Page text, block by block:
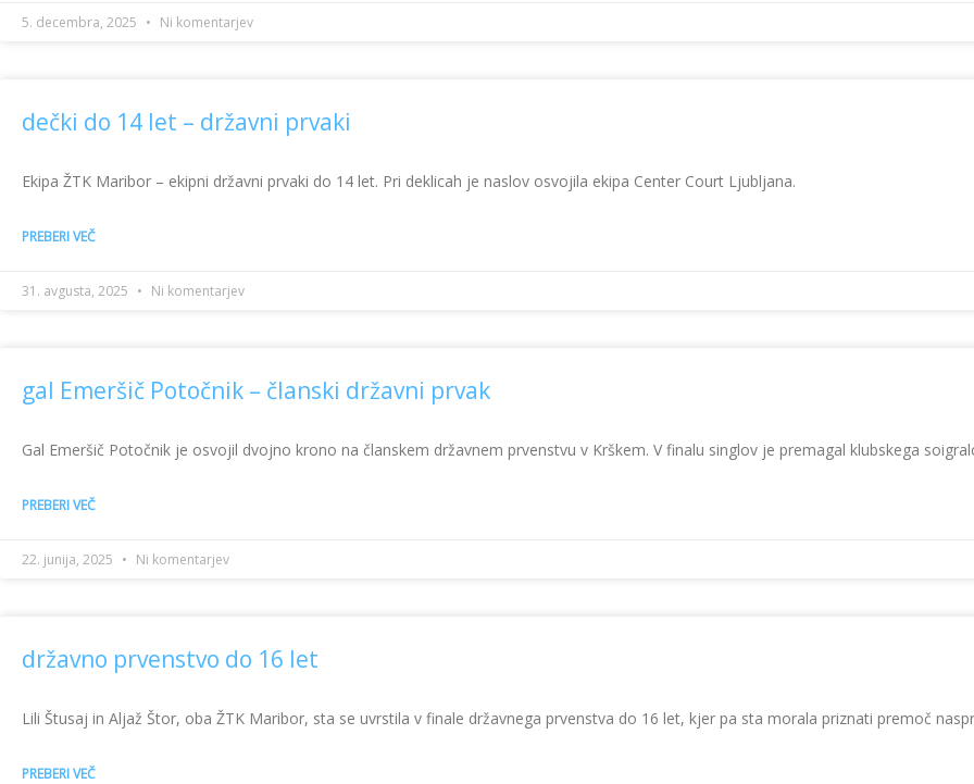
5. decembra, 2025 Ni komentarjev
dečki do 14 let – državni prvaki
Ekipa ŽTK Maribor – ekipni državni prvaki do 14 let. Pri deklicah je naslov osvojila ekipa Center Court Ljubljana.
PREBERI VEČ
31. avgusta, 2025 Ni komentarjev
gal Emeršič Potočnik – članski državni prvak
Gal Emeršič Potočnik je osvojil dvojno krono na članskem državnem prvenstvu v Krškem. V finalu singlov je premagal klubskega
PREBERI VEČ
22. junija, 2025 Ni komentarjev
državno prvenstvo do 16 let
Lili Štusaj in Aljaž Štor, oba ŽTK Maribor, sta se uvrstila v finale državnega prvenstva do 16 let, kjer pa sta morala priznati premoč
PREBERI VEČ